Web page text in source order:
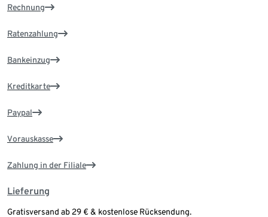
Rechnung
Ratenzahlung
Bankeinzug
Kreditkarte
Paypal
Vorauskasse
Zahlung in der Filiale
Lieferung
Gratisversand ab 29 € & kostenlose Rücksendung.